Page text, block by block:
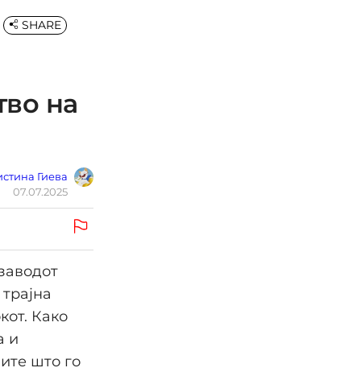
на
Гиева
07.07.2025
SHARE
Како
и
што го